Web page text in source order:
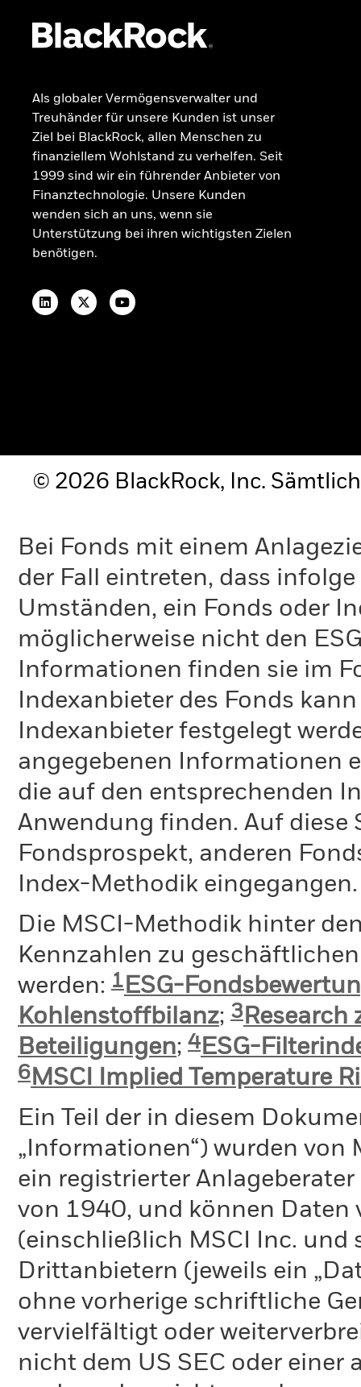
Deutschland
Beschwerdemanagement
OGAW-Vergütungsrichtlinie
Nachhaltigkeitsbezogene Offenlegungen
Portfolio-ETF-Studie 2025
Als globaler Vermögensverwalter und
Treuhänder für unsere Kunden ist unser
Ziel bei BlackRock, allen Menschen zu
finanziellem Wohlstand zu verhelfen. Seit
1999 sind wir ein führender Anbieter von
Finanztechnologie. Unsere Kunden
wenden sich an uns, wenn sie
Unterstützung bei ihren wichtigsten Zielen
benötigen.
© 2026 BlackRock, Inc.
Bei Fonds mit einem
der Fall eintreten, dass
Umständen, ein Fonds oder
möglicherweise nicht den
Informationen finden sie im
Indexanbieter des Fonds
Indexanbieter festgelegt
angegebenen Informationen
die auf den entsprechenden
Anwendung finden. Auf diese
Fondsprospekt, anderen
Index-Methodik eingegangen.
Die MSCI-Methodik hinter
Kennzahlen zu
werden: 1ESG-
Kohlenstoffbilanz; 3
Beteiligungen; 4ESG-
6MSCI Implied Temperature
Ein Teil der in diesem
„Informationen“) wurden von
ein registrierter
von 1940, und können Daten
(einschließlich MSCI Inc. und
Drittanbietern (jeweils ein
ohne vorherige schriftliche
vervielfältigt oder
nicht dem US SEC oder einer